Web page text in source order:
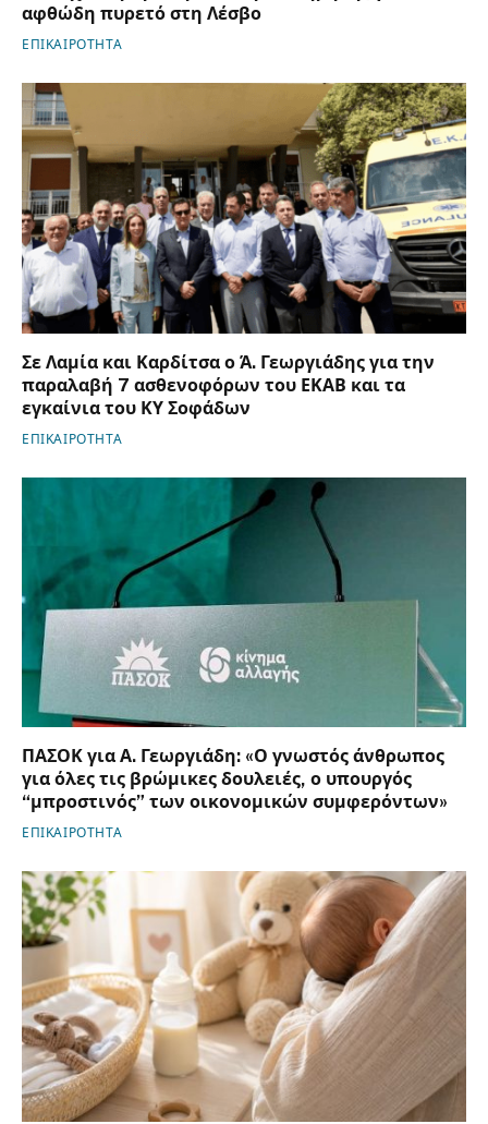
αφθώδη πυρετό στη Λέσβο
ΕΠΙΚΑΙΡΟΤΗΤΑ
Σε Λαμία και Καρδίτσα ο Ά. Γεωργιάδης για την
παραλαβή 7 ασθενοφόρων του ΕΚΑΒ και τα
εγκαίνια του ΚΥ Σοφάδων
ΕΠΙΚΑΙΡΟΤΗΤΑ
ΠΑΣΟΚ για Α. Γεωργιάδη: «Ο γνωστός άνθρωπος
για όλες τις βρώμικες δουλειές, ο υπουργός
“μπροστινός” των οικονομικών συμφερόντων»
ΕΠΙΚΑΙΡΟΤΗΤΑ